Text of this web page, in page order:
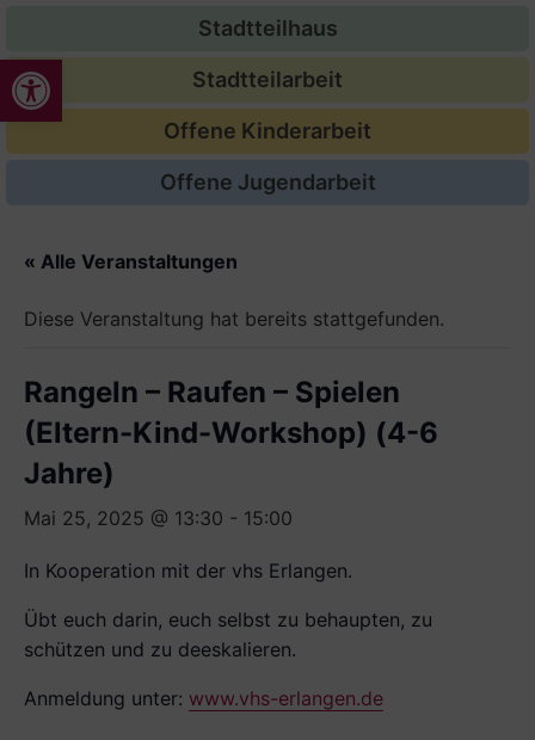
Werkzeugleiste öffnen
Stadtteilhaus
Stadtteilarbeit
Offene Kinderarbeit
Offene Jugendarbeit
« Alle Veranstaltungen
Diese Veranstaltung hat bereits stattgefunden.
Rangeln – Raufen – Spielen
(Eltern-Kind-Workshop) (4-6
Jahre)
Mai 25, 2025 @ 13:30 - 15:00
In Kooperation mit der vhs Erlangen.
Übt euch darin, euch selbst zu be­haupten, zu
schützen und zu dees­kalieren.
Anmeldung unter: www.vhs-erlangen.de